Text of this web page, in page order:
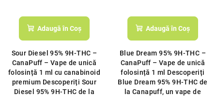
Adaugă în Coş
Sour Diesel 95% 9H‑THC –
CanaPuff – Vape de unică
folosință 1 ml cu canabinoid
premium Descoperiți Sour
Diesel 95% 9H‑THC de la
medie
a
5,0
din
5
stele.
Adaugă în Coş
Blue Dream 95% 9H‑THC –
CanaPuff – Vape de unică
folosință 1 ml Descoperiți
Blue Dream 95% 9H‑THC de
la Canapuff, un vape de